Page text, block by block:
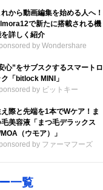
れから動画編集を始める人へ！
で新たに搭載される機
詳しく紹介
by Wondershare
心”をサブスクするスマートロ
ク「bitlock MINI」
by ビットキー
際と先端を1本でWケア！ま
美容液「まつ毛デラックス
（ウモア）」
by ファーマフーズ
一覧